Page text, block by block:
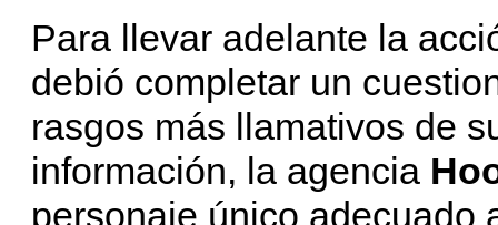
Para llevar adelante la
debió completar un
rasgos más llamativos de
información, la agencia
personaje único adecuado